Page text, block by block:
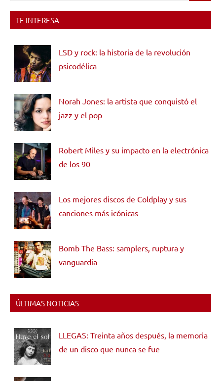
TE INTERESA
LSD y rock: la historia de la revolución
psicodélica
Norah Jones: la artista que conquistó el
jazz y el pop
Robert Miles y su impacto en la electrónica
de los 90
Los mejores discos de Coldplay y sus
canciones más icónicas
Bomb The Bass: samplers, ruptura y
vanguardia
ÚLTIMAS NOTICIAS
LLEGAS: Treinta años después, la memoria
de un disco que nunca se fue